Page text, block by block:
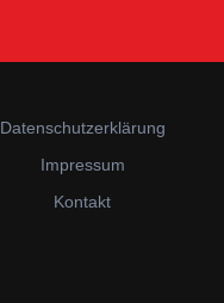
Datenschutzerklärung
Impressum
Kontakt